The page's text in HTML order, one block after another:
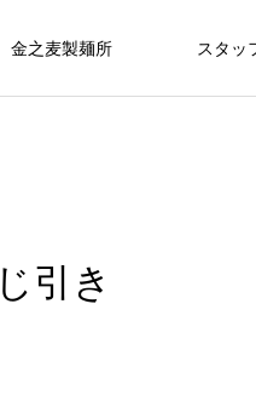
金之麦製麺所 スタッ
引き